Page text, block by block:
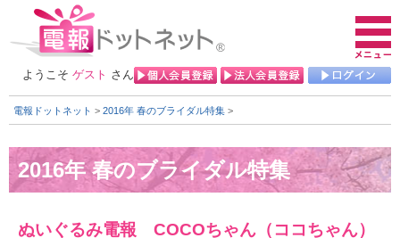
ようこそ ゲスト さん
電報ドットネット > 2016年 春のブライダル特集 >